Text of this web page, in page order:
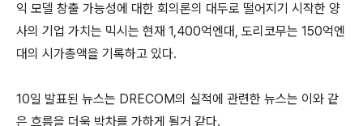
익 모델 창출 가능성에 대한 회의론의 대두로 떨어지기 시작한 양
사의 기업 가치는 믹시는 현재 1,400억엔대, 도리코무는 150억엔
대의 시가총액을 기록하고 있다.
10일 발표된 뉴스는 DRECOM의 실적에 관련한 뉴스는 이와 같
은 흐름을 더욱 박차를 가하게 될거 같다.